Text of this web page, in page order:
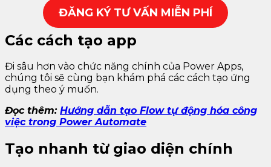
ĐĂNG KÝ TƯ VẤN MIỄN PHÍ
Các cách tạo app
Đi sâu hơn vào chức năng chính của Power Apps,
chúng tôi sẽ cùng bạn khám phá các cách tạo ứng
dụng theo ý muốn.
Đọc thêm: Hướng dẫn tạo Flow tự động hóa công
việc trong Power Automate
Tạo nhanh từ giao diện chính